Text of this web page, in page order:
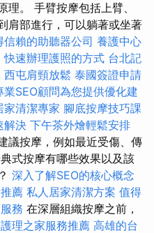
。 手臂按摩包括上臂、
肩部進行，可以躺著或坐著
信賴的助聽器公司 養護中心
快速辦理護照的方式 台北記
西屯肩頸放鬆 泰國簽證申請
業SEO顧問為您提供優化建
家清潔專家 腳底按摩技巧課
解決 下午茶外燴輕鬆安排
議按摩，例如最近受傷、傳
式按摩有哪些效果以及該
深入了解SEO的核心概念
薦 私人居家清潔方案 值得
務 在深層組織按摩之前，
理之家服務推薦 高雄的台